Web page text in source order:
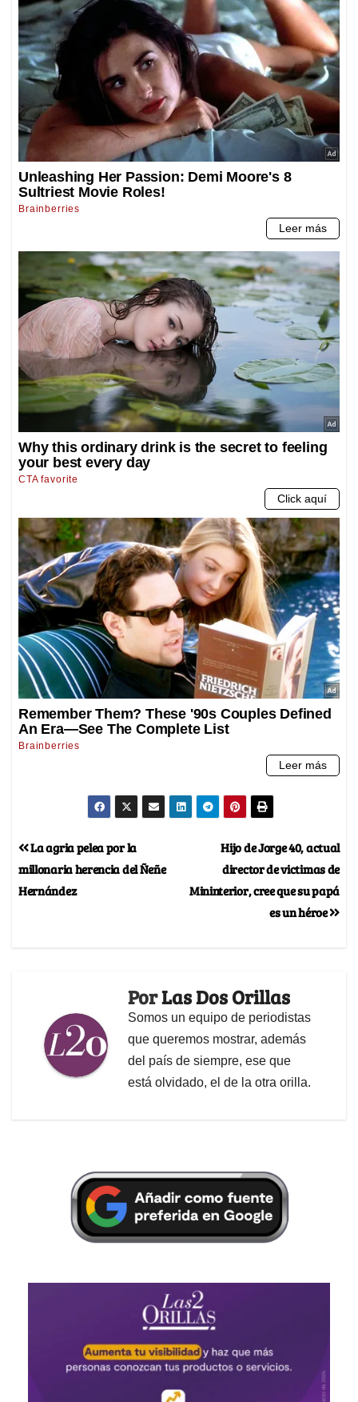
Hijo de Jorge 40, actual
director de victimas de
Mininterior, cree que su papá
es un héroe
La agria pelea por la
millonaria herencia del Ñeñe
Hernández
PorLas Dos Orillas
Somos un equipo de periodistas
que queremos mostrar, además
del país de siempre, ese que
está olvidado, el de la otra orilla.